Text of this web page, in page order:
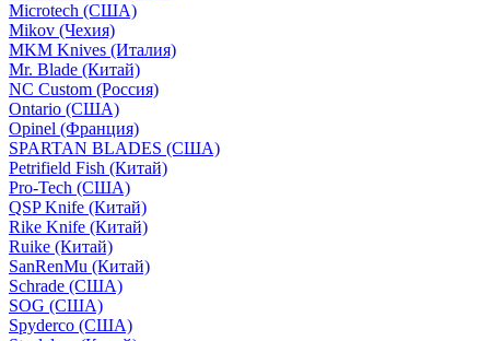
Microtech (США)
Mikov (Чехия)
MKM Knives (Италия)
Mr. Blade (Китай)
NC Custom (Россия)
Ontario (США)
Opinel (Франция)
SPARTAN BLADES (США)
Petrifield Fish (Китай)
Pro-Tech (США)
QSP Knife (Китай)
Rike Knife (Китай)
Ruike (Китай)
SanRenMu (Китай)
Schrade (США)
SOG (США)
Spyderco (США)